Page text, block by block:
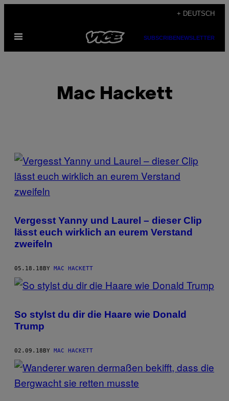
content
+ DEUTSCH
Open
SUBSCRIBENEWSLETTER
Mac Hackett
POSTS
BY
THIS
AUTHOR
Vergesst Yanny und Laurel – dieser Clip
lässt euch wirklich an eurem Verstand
zweifeln
05.18.18BY MAC HACKETT
So stylst du dir die Haare wie Donald
Trump
02.09.18BY MAC HACKETT